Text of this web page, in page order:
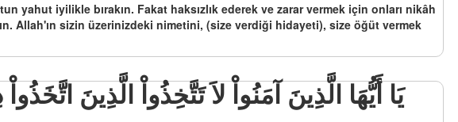
yahut iyilikle bırakın. Fakat haksızlık ederek ve zarar vermek için onları nikâh
Allah'ın sizin üzerinizdeki nimetini, (size verdiği hidayeti), size öğüt vermek